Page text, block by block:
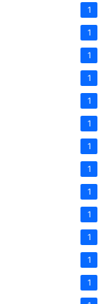
1
1
1
1
1
1
1
1
1
1
1
1
1